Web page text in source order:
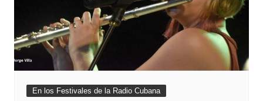
En los Festivales de la Radio Cubana